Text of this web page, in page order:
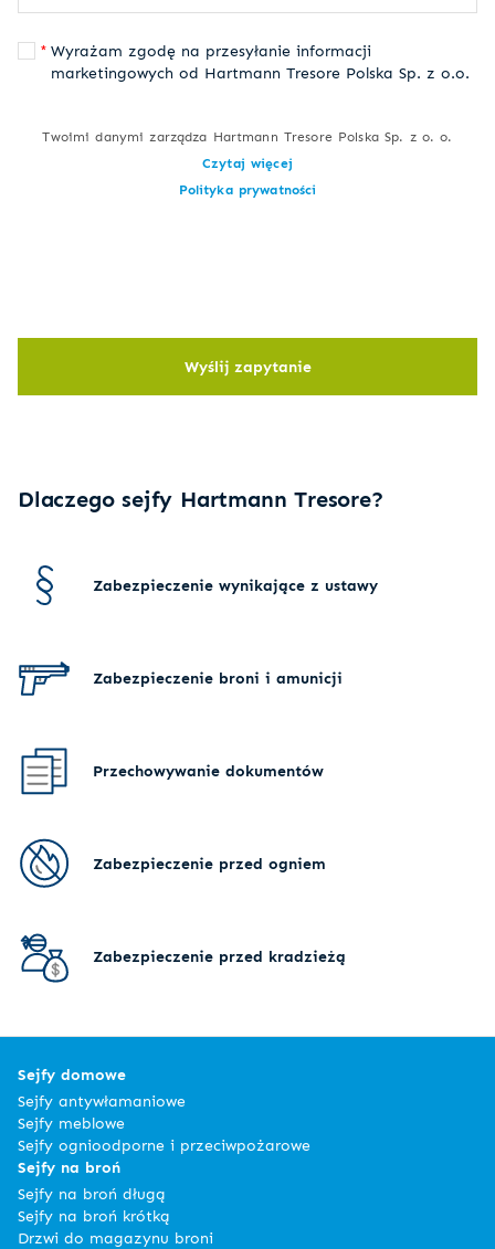
Wyrażam zgodę na przesyłanie informacji
marketingowych od Hartmann Tresore Polska Sp. z o.o.
Twoimi danymi zarządza Hartmann Tresore Polska Sp. z o. o.
Czytaj więcej
Polityka prywatności
Wyślij zapytanie
Dlaczego sejfy Hartmann Tresore?
Zabezpieczenie wynikające z ustawy
Zabezpieczenie broni i amunicji
Przechowywanie dokumentów
Zabezpieczenie przed ogniem
Zabezpieczenie przed kradzieżą
Sejfy domowe
Sejfy antywłamaniowe
Sejfy meblowe
Sejfy ognioodporne i przeciwpożarowe
Sejfy na broń
Sejfy na broń długą
Sejfy na broń krótką
Drzwi do magazynu broni